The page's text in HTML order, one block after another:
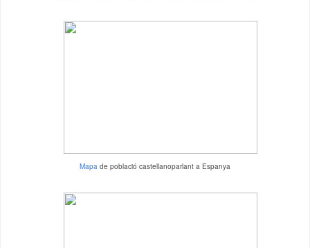
Mapa de població castellanoparlant a Espanya